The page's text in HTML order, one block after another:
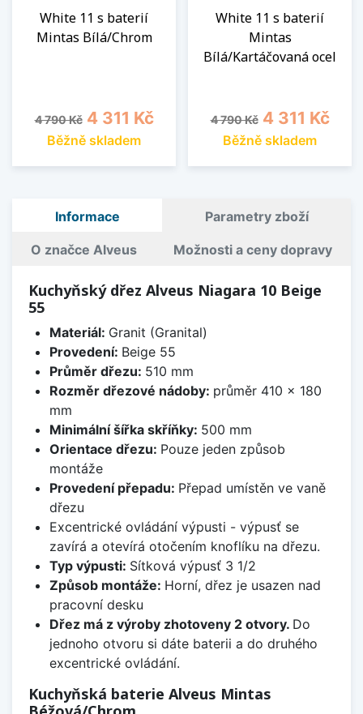
White 11 s baterií
Mintas Bílá/Chrom
Běžná cena
4 790 Kč Cena
4 311 Kč
Běžně skladem
White 11 s baterií
Mintas
Bílá/Kartáčovaná ocel
Běžná cena
4 790 Kč Cena
4 311 Kč
Běžně skladem
Informace Parametry zboží
O značce Alveus Možnosti a ceny dopravy
Kuchyňský dřez Alveus Niagara 10 Beige
55
Materiál: Granit (Granital)
Provedení: Beige 55
Průměr dřezu: 510 mm
Rozměr dřezové nádoby: průměr 410 x 180
mm
Minimální šířka skříňky: 500 mm
Orientace dřezu: Pouze jeden způsob
montáže
Provedení přepadu: Přepad umístěn ve vaně
dřezu
Excentrické ovládání výpusti - výpusť se
zavírá a otevírá otočením knoflíku na dřezu.
Typ výpusti: Sítková výpusť 3 1/2
Způsob montáže: Horní, dřez je usazen nad
pracovní desku
Dřez má z výroby zhotoveny 2 otvory. Do
jednoho otvoru si dáte baterii a do druhého
excentrické ovládání.
Kuchyňská baterie Alveus Mintas